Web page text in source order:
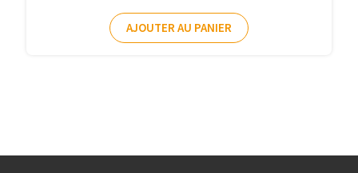
AJOUTER AU PANIER